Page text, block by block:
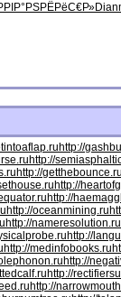
РЁРёС€Р»Dian
http://
http://
http://
http://
http://
http://oceanmining.ru
http://nameresolution.ru
http://
http://medinfobooks.ru
http://
http://
http://